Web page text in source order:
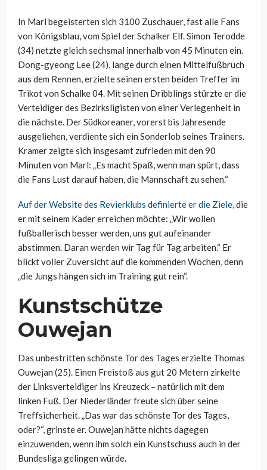
In Marl begeisterten sich 3100 Zuschauer, fast alle Fans
von Königsblau, vom Spiel der Schalker Elf. Simon Terodde
(34) netzte gleich sechsmal innerhalb von 45 Minuten ein.
Dong-gyeong Lee (24), lange durch einen Mittelfußbruch
aus dem Rennen, erzielte seinen ersten beiden Treffer im
Trikot von Schalke 04. Mit seinen Dribblings stürzte er die
Verteidiger des Bezirksligisten von einer Verlegenheit in
die nächste. Der Südkoreaner, vorerst bis Jahresende
ausgeliehen, verdiente sich ein Sonderlob seines Trainers.
Kramer zeigte sich insgesamt zufrieden mit den 90
Minuten von Marl: „Es macht Spaß, wenn man spürt, dass
die Fans Lust darauf haben, die Mannschaft zu sehen.“
Auf der Website des Revierklubs definierte er die Ziele, die
er mit seinem Kader erreichen möchte: „Wir wollen
fußballerisch besser werden, uns gut aufeinander
abstimmen. Daran werden wir Tag für Tag arbeiten.“ Er
blickt voller Zuversicht auf die kommenden Wochen, denn
„die Jungs hängen sich im Training gut rein“.
Kunstschütze
Ouwejan
Das unbestritten schönste Tor des Tages erzielte Thomas
Ouwejan (25). Einen Freistoß aus gut 20 Metern zirkelte
der Linksverteidiger ins Kreuzeck – natürlich mit dem
linken Fuß. Der Niederländer freute sich über seine
Treffsicherheit. „Das war das schönste Tor des Tages,
oder?“, grinste er. Ouwejan hätte nichts dagegen
einzuwenden, wenn ihm solch ein Kunstschuss auch in der
Bundesliga gelingen würde.